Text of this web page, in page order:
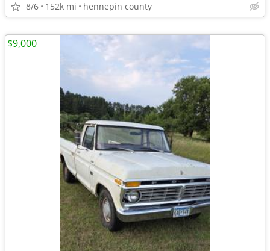
8/6 152k mi hennepin county
$9,000